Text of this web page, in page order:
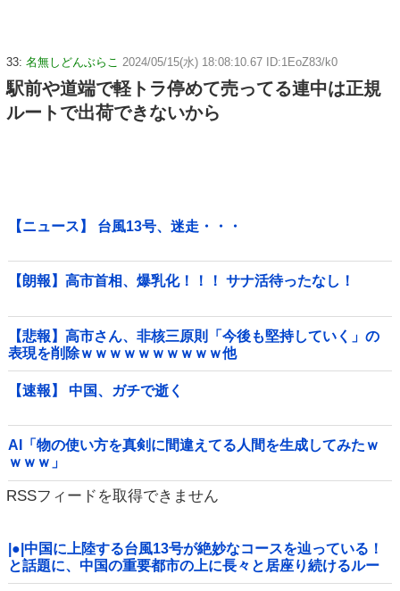
33: 名無しどんぶらこ 2024/05/15(水) 18:08:10.67 ID:1EoZ83/k0
駅前や道端で軽トラ停めて売ってる連中は正規
ルートで出荷できないから
【ニュース】 台風13号、迷走・・・
【朗報】高市首相、爆乳化！！！ サナ活待ったなし！
【悲報】高市さん、非核三原則「今後も堅持していく」の
表現を削除ｗｗｗｗｗｗｗｗｗｗ他
【速報】 中国、ガチで逝く
AI「物の使い方を真剣に間違えてる人間を生成してみたｗ
ｗｗｗ」
RSSフィードを取得できません
|●|中国に上陸する台風13号が絶妙なコースを辿っている！
と話題に、中国の重要都市の上に長々と居座り続けるルー
トで……